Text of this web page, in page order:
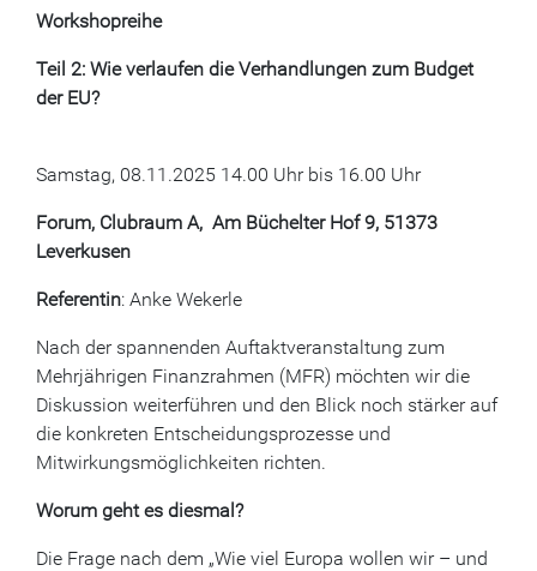
Workshopreihe
Teil 2: Wie verlaufen die Verhandlungen zum Budget
der EU?
Samstag, 08.11.2025 14.00 Uhr bis 16.00 Uhr
Forum, Clubraum A, Am Büchelter Hof 9, 51373
Leverkusen
Referentin: Anke Wekerle
Nach der spannenden Auftaktveranstaltung zum
Mehrjährigen Finanzrahmen (MFR) möchten wir die
Diskussion weiterführen und den Blick noch stärker auf
die konkreten Entscheidungsprozesse und
Mitwirkungsmöglichkeiten richten.
Worum geht es diesmal?
Die Frage nach dem „Wie viel Europa wollen wir – und